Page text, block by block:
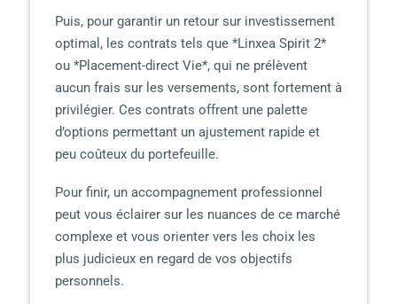
Puis, pour garantir un retour sur investissement
optimal, les contrats tels que *Linxea Spirit 2*
ou *Placement-direct Vie*, qui ne prélèvent
aucun frais sur les versements, sont fortement à
privilégier. Ces contrats offrent une palette
d’options permettant un ajustement rapide et
peu coûteux du portefeuille.
Pour finir, un accompagnement professionnel
peut vous éclairer sur les nuances de ce marché
complexe et vous orienter vers les choix les
plus judicieux en regard de vos objectifs
personnels.